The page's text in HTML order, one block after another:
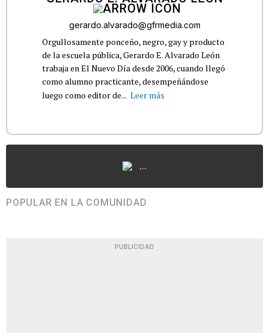
gerardo.alvarado@gfrmedia.com
Orgullosamente ponceño, negro, gay y producto
de la escuela pública, Gerardo E. Alvarado León
trabaja en El Nuevo Día desde 2006, cuando llegó
como alumno practicante, desempeñándose
luego como editor de... Leer más
...
POPULAR EN LA COMUNIDAD
PUBLICIDAD